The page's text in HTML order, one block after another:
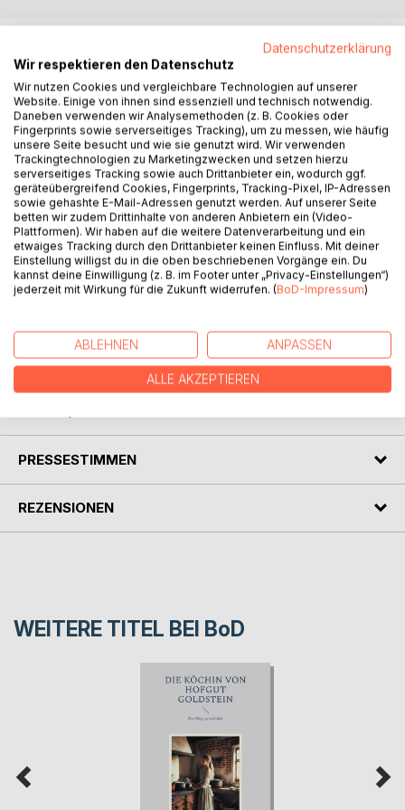
Das Dorf Niederrad, im Jahre 1824:
Nach dem Verlust ihrer geliebten Großmutter steht die
junge Wäscherin Klara Ruhland plötzlich allein in der Welt.
Während sie tapfer versucht, ihr Leben neu zu ordnen, tritt
der kleine Hans in ihr Leben. Dessen Vater Wilfred wird des
Mordes an einem Bleichwächter beschuldigt, und Klaras
Schicksal nimmt eine unerwartete Wendung. Ihr Glaube an
die Unschuld des Mannes wird auf eine harte Probe
gestellt, da viele Dorfbewohner gegen sie sind und eine
andere Meinung vertreten.
Doch wer ist der Mörder des Bleichwächters?
Tauchen Sie ein in das Leben in einem kleinen Dorf nahe
Frankfurt am Main im 19. Jahrhundert.
PRESSESTIMMEN
REZENSIONEN
WEITERE TITEL BEI BoD
Datenschutzerklärung
Wir respektieren den Datenschutz
Wir nutzen Cookies und vergleichbare Technologien auf unserer
Website. Einige von ihnen sind essenziell und technisch notwendig.
Daneben verwenden wir Analysemethoden (z. B. Cookies oder
Fingerprints sowie serverseitiges Tracking), um zu messen, wie häufig
unsere Seite besucht und wie sie genutzt wird. Wir verwenden
Trackingtechnologien zu Marketingzwecken und setzen hierzu
serverseitiges Tracking sowie auch Drittanbieter ein, wodurch ggf.
geräteübergreifend Cookies, Fingerprints, Tracking-Pixel, IP-Adressen
sowie gehashte E-Mail-Adressen genutzt werden. Auf unserer Seite
betten wir zudem Drittinhalte von anderen Anbietern ein (Video-
Plattformen). Wir haben auf die weitere Datenverarbeitung und ein
etwaiges Tracking durch den Drittanbieter keinen Einfluss. Mit deiner
Einstellung willigst du in die oben beschriebenen Vorgänge ein. Du
kannst deine Einwilligung (z. B. im Footer unter „Privacy-Einstellungen“)
jederzeit mit Wirkung für die Zukunft widerrufen. (BoD-Impressum)
ABLEHNEN ANPASSEN
ALLE AKZEPTIEREN